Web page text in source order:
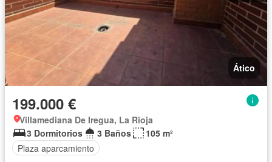
Ático
199.000 €
Villamediana De Iregua, La Rioja
3 Dormitorios
3 Baños
105 m²
Plaza aparcamiento